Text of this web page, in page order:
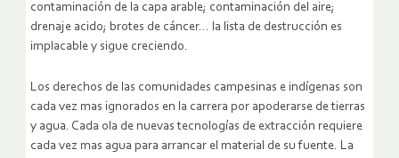
contaminación de la capa arable; contaminación del aire;
drenaje acido; brotes de cáncer… la lista de destrucción es
implacable y sigue creciendo.
Los derechos de las comunidades campesinas e indígenas son
cada vez mas ignorados en la carrera por apoderarse de tierras
y agua. Cada ola de nuevas tecnologías de extracción requiere
cada vez mas agua para arrancar el material de su fuente. La